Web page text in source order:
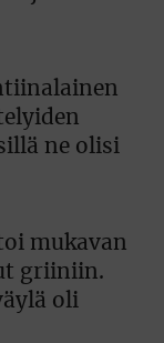
ne olisi
mukavan
griiniin.
oli